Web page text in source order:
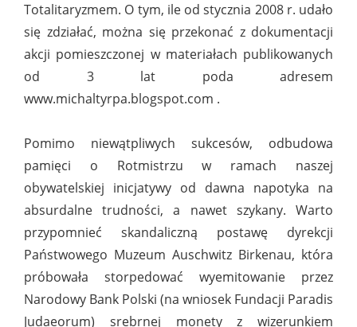
Totalitaryzmem. O tym, ile od stycznia 2008 r. udało
się zdziałać, można się przekonać z dokumentacji
akcji pomieszczonej w materiałach publikowanych
od 3 lat poda adresem
www.michaltyrpa.blogspot.com .
Pomimo niewątpliwych sukcesów, odbudowa
pamięci o Rotmistrzu w ramach naszej
obywatelskiej inicjatywy od dawna napotyka na
absurdalne trudności, a nawet szykany. Warto
przypomnieć skandaliczną postawę dyrekcji
Państwowego Muzeum Auschwitz Birkenau, która
próbowała storpedować wyemitowanie przez
Narodowy Bank Polski (na wniosek Fundacji Paradis
Judaeorum) srebrnej monety z wizerunkiem